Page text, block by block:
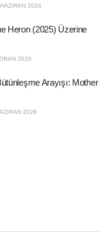
2026
Heron (2025) Üzerine
2026
Arayışı: Mother
2026